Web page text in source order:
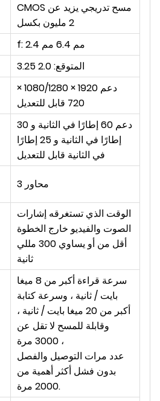
CMOS مسح تدريجي يزيد عن
2 مليون بكسل
f: 2.4 مم 6.4 مم
المتوقع: 2.0 3.25
دعم 1920 × 1080/1280 ×
720 قابل للتعديل
دعم 60 إطارًا في الثانية و 30
إطارًا في الثانية و 25 إطارًا
في الثانية قابل للتعديل
3 محاور
الوقت الذي تستغرقه إشارات
الصوت والفيديو خارج الخطوة
أقل من أو يساوي 300 مللي
ثانية
سرعة قراءة أكبر من 8 ميغا
بايت / ثانية ، وسرعة كتابة
أكبر من 20 ميغا بايت / ثانية ،
وقابلة للمسح لا تقل عن
3000 مرة ،
عدد مرات التوصيل والفصل
بدون فشل أكثر أهمية من
2000 مرة.